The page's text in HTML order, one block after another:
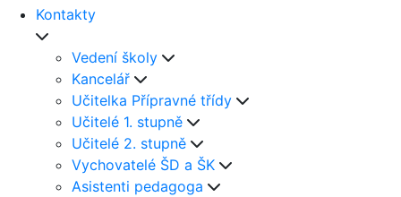
Kontakty
Vedení školy
Kancelář
Učitelka Přípravné třídy
Učitelé 1. stupně
Učitelé 2. stupně
Vychovatelé ŠD a ŠK
Asistenti pedagoga